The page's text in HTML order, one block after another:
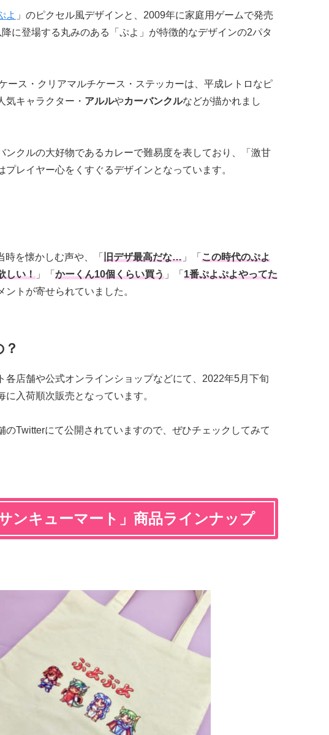
よ 」のピクセル風デザインと、2009年に家庭用ゲームで発売
に登場する丸みのある「ぷよ」が特徴的なデザインの2パタ
ース・クリアマルチケース・ステッカーは、平成レトロなピ
気キャラクター・ アルルやカーバンクルなどが描かれまし
ンクルの大好物であるカレーで難易度を表しており、「激甘
プレイヤー心をくすぐるデザインとなっています。
時を懐かしむ声や、「 旧デザ最高だな… 」「 この時代のぷよ
しい！ 」「 かーくん10個くらい買う 」「 1番ぷよぷよやってた
ントが寄せられていました。
各店舗や公式オンラインショップなどにて、2022年5月下旬
に入荷順次販売となっています。
のTwitterにて公開されていますので、ぜひチェックしてみて
ンキューマート」商品ラインナップ